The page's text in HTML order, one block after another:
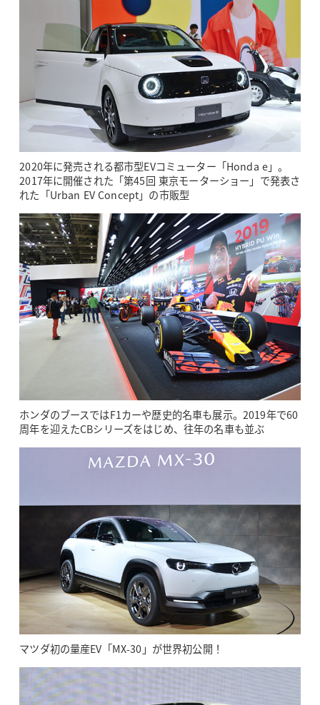
2020年に発売される都市型EVコミューター「Honda e」。
2017年に開催された「第45回 東京モーターショー」で発表さ
れた「Urban EV Concept」の市販型
ホンダのブースではF1カーや歴史的名車も展示。2019年で60
周年を迎えたCBシリーズをはじめ、往年の名車も並ぶ
マツダ初の量産EV「MX-30」が世界初公開！